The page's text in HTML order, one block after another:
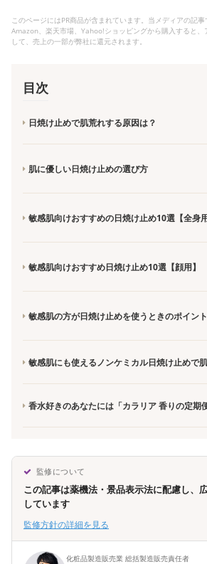
このページにはPR商品が含まれています。当メディアの記
Amazon、楽天市場、Yahoo!ショッピングから購入すると、
して、売上の一部が弊社に還元されます。
目次
日焼け止めで肌荒れする原因は？
肌に優しい日焼け止めの選び方
敏感肌向けおすすめの日焼け止め10選【全身用
敏感肌向けおすすめ日焼け止め10選【顔用】
敏感肌の方が日焼け止めを使うときのポイント
敏感肌にも使えるノンケミカル日焼け止めで
香水好きのあなたには「カラリア 香りの定期
監修について
この記事は薬機法・景品表示法に配慮し、
しています
監修方針の詳細を見る
化粧品製造販売業 総括製造販売責任者